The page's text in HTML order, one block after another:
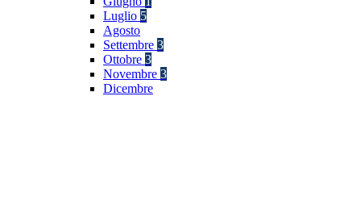
Luglio 5
Agosto
Settembre 3
Ottobre 3
Novembre 3
Dicembre